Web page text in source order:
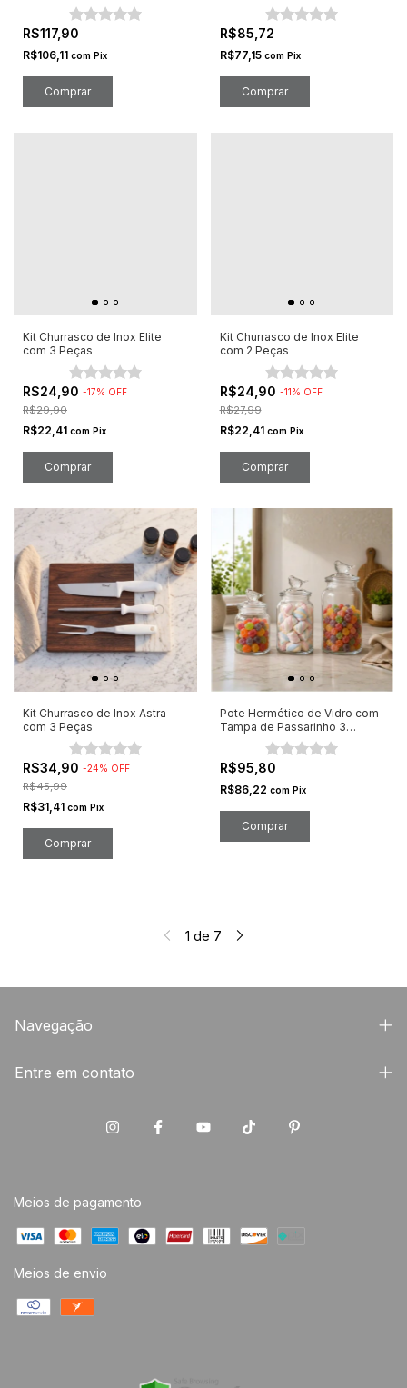
R$117,90
R$106,11 com Pix
Comprar
R$85,72
R$77,15 com Pix
Kit Churrasco de Inox Elite
com 3 Peças
R$24,90 -17% OFF
R$29,90
R$22,41 com Pix
Kit Churrasco de Inox Elite
com 2 Peças
R$24,90 -11 % OFF
R$27,99
R$22,41 com Pix
Kit Churrasco de Inox Astra
com 3 Peças
R$34,90 -24% OFF
R$45,99
R$31,41 com Pix
Pote Hermético de Vidro com
Tampa de Passarinho 3
R$95,80
R$86,22 com Pix
1 de 7
Navegação
Entre em contato
Meios de pagamento
Meios de envio